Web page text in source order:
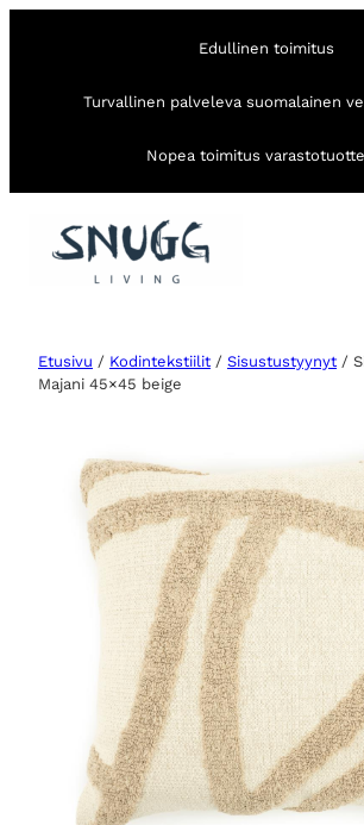
Edullinen toimitus
Turvallinen palveleva suomalainen
Nopea toimitus
Etusivu / Kodintekstiilit / Sisustustyynyt /
Majani 45×45 beige